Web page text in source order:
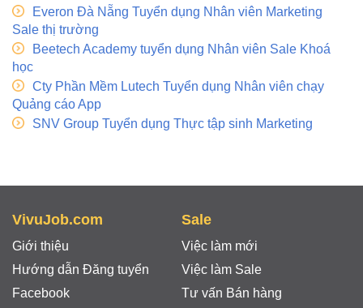
Everon Đà Nẵng Tuyển dụng Nhân viên Marketing
Sale thị trường
Beetech Academy tuyển dụng Nhân viên Sale Khoá
học
Cty Phần Mềm Lutech Tuyển dụng Nhân viên chạy
Quảng cáo App
SNV Group Tuyển dụng Thực tập sinh Marketing
VivuJob.com
Giới thiệu
Hướng dẫn Đăng tuyển
Facebook
Sale
Việc làm mới
Việc làm Sale
Tư vấn Bán hàng